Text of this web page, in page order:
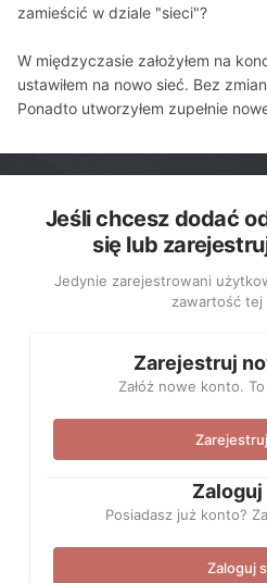
zamieścić w dziale "sieci"?
W międzyczasie założyłem na
ustawiłem na nowo sieć. Bez
Ponadto utworzyłem zupełnie
Jeśli chcesz dodać
się lub
Jedynie zarejestrowani
zawartość tej
Zarejestruj
Załóż nowe konto.
Zaloguj
Posiadasz już konto?
Zaloguj